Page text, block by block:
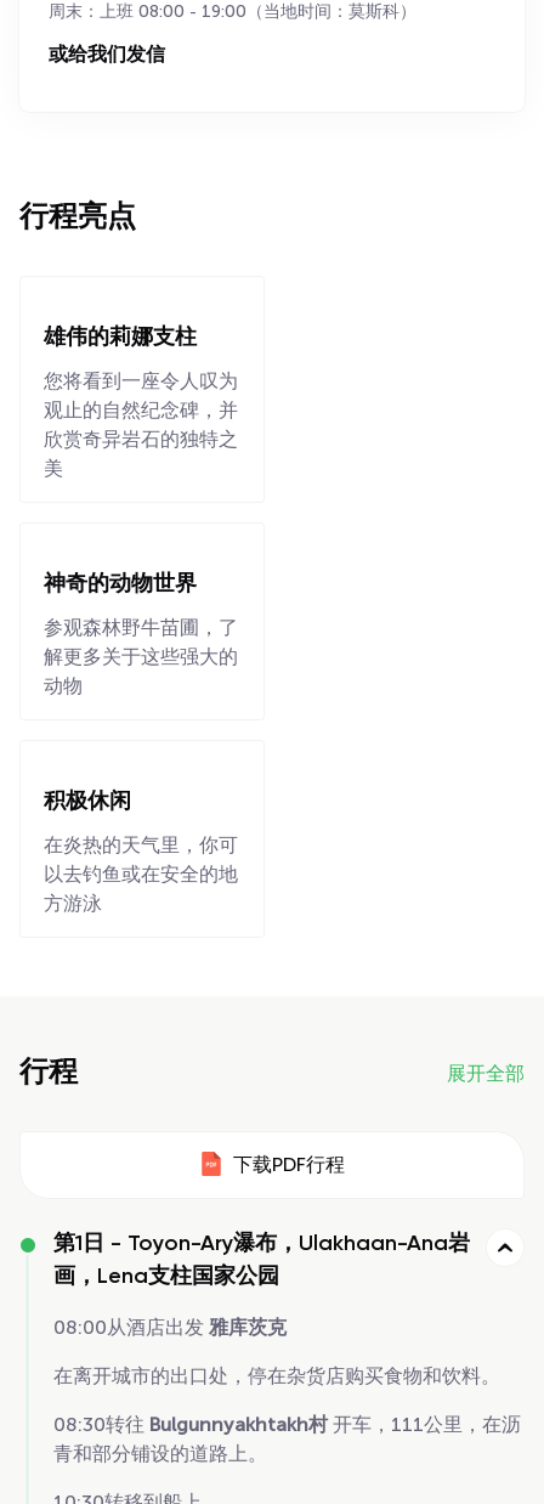
周末：上班 08:00 - 19:00（当地时间：莫斯科）
或给我们发信
行程亮点
雄伟的莉娜支柱
您将看到一座令人叹为
观止的自然纪念碑，并
欣赏奇异岩石的独特之
美
神奇的动物世界
参观森林野牛苗圃，了
解更多关于这些强大的
动物
积极休闲
在炎热的天气里，你可
以去钓鱼或在安全的地
方游泳
行程 展开全部
下载PDF行程
第1日 - Toyon-Ary瀑布，Ulakhaan-Ana岩
画，Lena支柱国家公园
08:00从酒店出发 雅库茨克
在离开城市的出口处，停在杂货店购买食物和饮料。
08:30转往 Bulgunnyakhtakh村开车，111公里，在沥
青和部分铺设的道路上。